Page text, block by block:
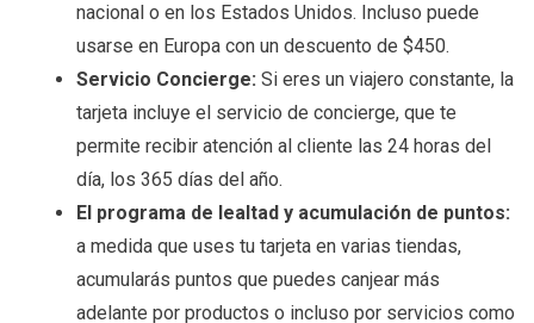
nacional o en los Estados Unidos. Incluso puede
usarse en Europa con un descuento de $450.
Servicio Concierge: Si eres un viajero constante, la
tarjeta incluye el servicio de concierge, que te
permite recibir atención al cliente las 24 horas del
día, los 365 días del año.
El programa de lealtad y acumulación de puntos:
a medida que uses tu tarjeta en varias tiendas,
acumularás puntos que puedes canjear más
adelante por productos o incluso por servicios como